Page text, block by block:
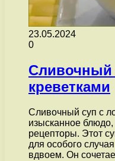
23.05.2024
0
Сливочный
креветками
Сливочный суп с
изысканное
рецепторы. Этот
для особого
вдвоем. Он